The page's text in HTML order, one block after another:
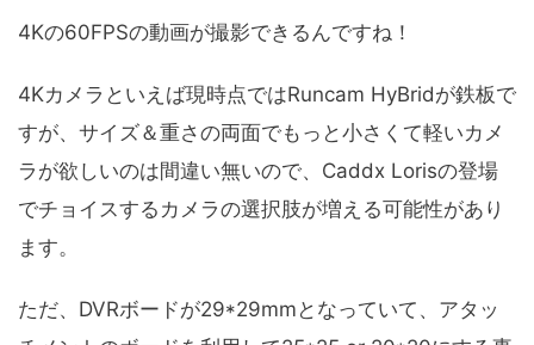
4Kの60FPSの動画が撮影できるんですね！
4Kカメラといえば現時点ではRuncam HyBridが鉄板で
すが、サイズ＆重さの両面でもっと小さくて軽いカメ
ラが欲しいのは間違い無いので、Caddx Lorisの登場
でチョイスするカメラの選択肢が増える可能性があり
ます。
ただ、DVRボードが29*29mmとなっていて、アタッ